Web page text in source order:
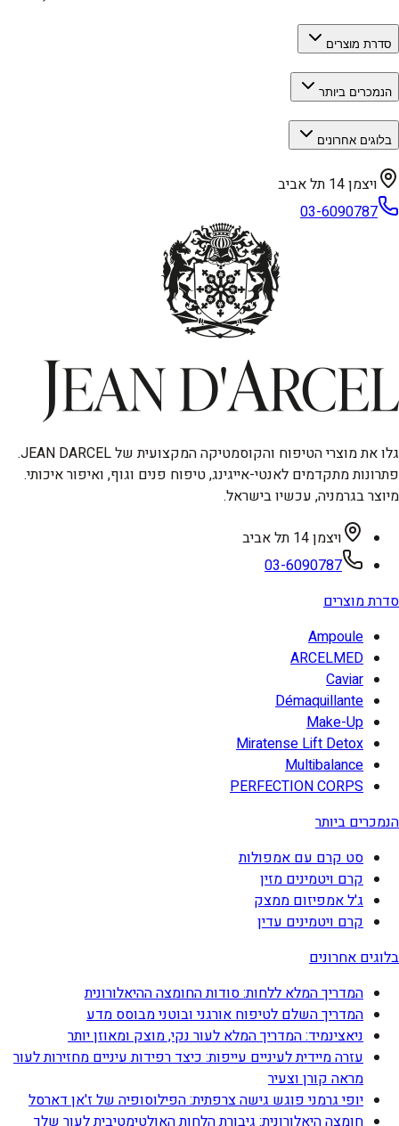
סדרת מוצרים
הנמכרים ביותר
בלוגים אחרונים
ויצמן 14 תל אביב
03-6090787
גלו את מוצרי הטיפוח והקוסמטיקה המקצועית של JEAN DARCEL.
פתרונות מתקדמים לאנטי-אייגינג, טיפוח פנים וגוף, ואיפור איכותי.
מיוצר בגרמניה, עכשיו בישראל.
ויצמן 14 תל אביב
03-6090787
סדרת מוצרים
Ampoule
ARCELMED
Caviar
Démaquillante
Make-Up
Miratense Lift Detox
Multibalance
PERFECTION CORPS
הנמכרים ביותר
סט קרם עם אמפולות
קרם ויטמינים מזין
ג'ל אמפיזום ממצק
קרם ויטמינים עדין
בלוגים אחרונים
המדריך המלא ללחות: סודות החומצה ההיאלורונית
המדריך השלם לטיפוח אורגני ובוטני מבוסס מדע
ניאצינמיד: המדריך המלא לעור נקי, מוצק ומאוזן יותר
עזרה מיידית לעיניים עייפות: כיצד רפידות עיניים מחזירות לעור
מראה קורן וצעיר
יופי גרמני פוגש גישה צרפתית: הפילוסופיה של ז'אן דארסל